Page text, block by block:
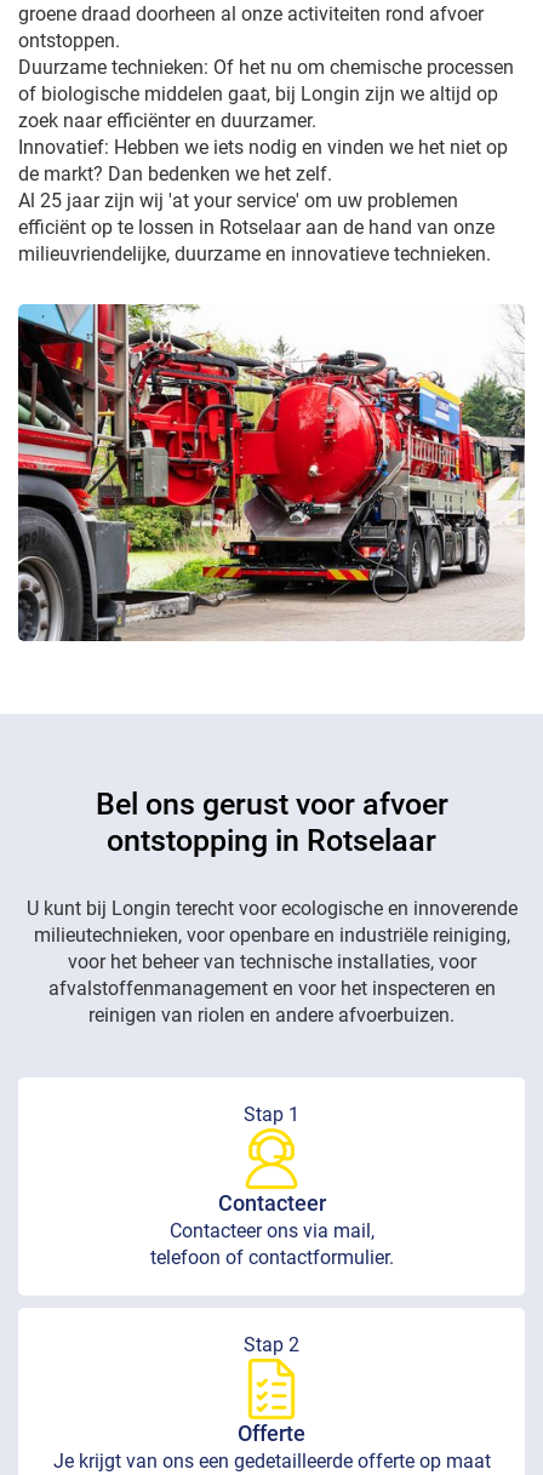
groene draad doorheen al onze activiteiten rond afvoer
ontstoppen.
Duurzame technieken: Of het nu om chemische processen
of biologische middelen gaat, bij Longin zijn we altijd op
zoek naar efficiënter en duurzamer.
Innovatief: Hebben we iets nodig en vinden we het niet op
de markt? Dan bedenken we het zelf.
Al 25 jaar zijn wij 'at your service' om uw problemen
efficiënt op te lossen in Rotselaar aan de hand van onze
milieuvriendelijke, duurzame en innovatieve technieken.
Bel ons gerust voor afvoer
ontstopping in Rotselaar
U kunt bij Longin terecht voor ecologische en innoverende
milieutechnieken, voor openbare en industriële reiniging,
voor het beheer van technische installaties, voor
afvalstoffenmanagement en voor het inspecteren en
reinigen van riolen en andere afvoerbuizen.
Stap 1
Contacteer
Contacteer ons via mail,
telefoon of contactformulier.
Stap 2
Offerte
Je krijgt van ons een gedetailleerde offerte op maat